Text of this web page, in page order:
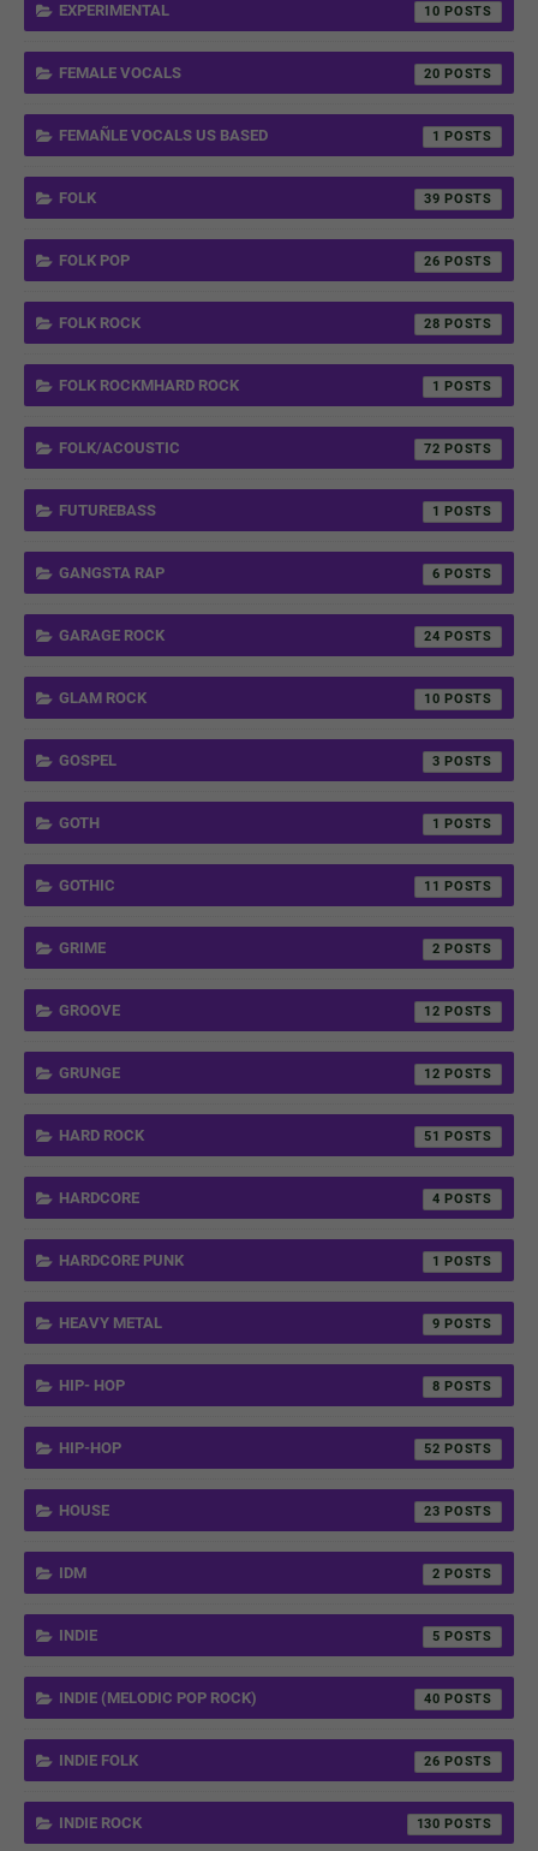
EXPERIMENTAL 10
FEMALE VOCALS 20
FEMAÑLE VOCALS US BASED 1
FOLK 39
FOLK POP 26
FOLK ROCK 28
FOLK ROCKMHARD ROCK 1
FOLK/ACOUSTIC 72
FUTUREBASS 1
GANGSTA RAP 6
GARAGE ROCK 24
GLAM ROCK 10
GOSPEL 3
GOTH 1
GOTHIC 11
GRIME 2
GROOVE 12
GRUNGE 12
HARD ROCK 51
HARDCORE 4
HARDCORE PUNK 1
HEAVY METAL 9
HIP- HOP 8
HIP-HOP 52
HOUSE 23
IDM 2
INDIE 5
INDIE (MELODIC POP ROCK) 40
INDIE FOLK 26
INDIE ROCK 130